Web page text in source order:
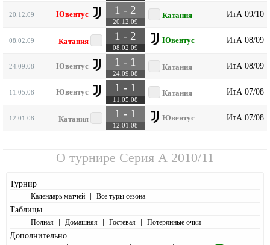
20.12.09 Ювентус 1 - 2
20.12.09
Катания ИтА 09/10
08.02.09 Катания 1 - 2
08.02.09
Ювентус ИтА 08/09
24.09.08 Ювентус 1 - 1
24.09.08
Катания ИтА 08/09
11.05.08 Ювентус 1 - 1
11.05.08
Катания ИтА 07/08
12.01.08 Катания 1 - 1
12.01.08
Ювентус ИтА 07/08
О турнире Серия А 2010/11
Турнир
Календарь матчей | Все туры сезона
Таблицы
Полная | Домашняя | Гостевая | Потерянные очки
Дополнительно